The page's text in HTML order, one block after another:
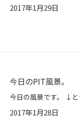
2017年1月29日
今日のPIT風景。
2017年1月28日